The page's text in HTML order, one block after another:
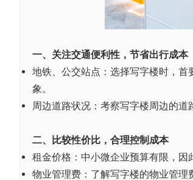
一、关注交通便利性，节省出行成本
地铁、公交站点：选择写字楼时，
象。
周边道路状况：考察写字楼周边的道
二、比较性价比，合理控制成本
租金价格：中小微企业预算有限，因
物业管理费：了解写字楼的物业管理